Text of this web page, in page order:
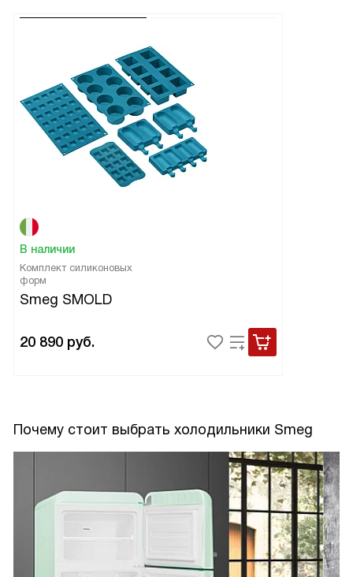
В наличии
Комплект силиконовых
форм
Smeg SMOLD
20 890 руб.
Почему стоит выбрать холодильники Smeg